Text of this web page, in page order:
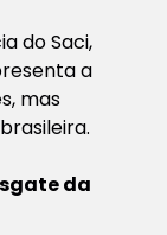
do Saci,
a
mas
da